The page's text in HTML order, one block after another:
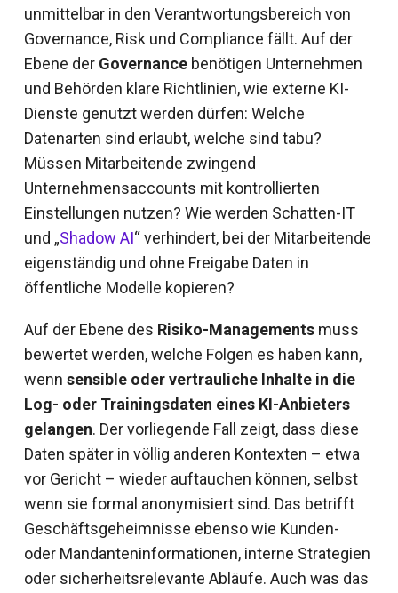
unmittelbar in den Verantwortungsbereich von
Governance, Risk und Compliance fällt. Auf der
Ebene der Governancebenötigen Unternehmen
und Behörden klare Richtlinien, wie externe KI-
Dienste genutzt werden dürfen: Welche
Datenarten sind erlaubt, welche sind tabu?
Müssen Mitarbeitende zwingend
Unternehmensaccounts mit kontrollierten
Einstellungen nutzen? Wie werden Schatten-IT
und „Shadow AI“ verhindert, bei der Mitarbeitende
eigenständig und ohne Freigabe Daten in
öffentliche Modelle kopieren?
Auf der Ebene des Risiko-Managementsmuss
bewertet werden, welche Folgen es haben kann,
wenn sensible oder vertrauliche Inhalte in die
Log- oder Trainingsdaten eines KI-Anbieters
gelangen. Der vorliegende Fall zeigt, dass diese
Daten später in völlig anderen Kontexten – etwa
vor Gericht – wieder auftauchen können, selbst
wenn sie formal anonymisiert sind. Das betrifft
Geschäftsgeheimnisse ebenso wie Kunden-
oder Mandanteninformationen, interne Strategien
oder sicherheitsrelevante Abläufe. Auch was das